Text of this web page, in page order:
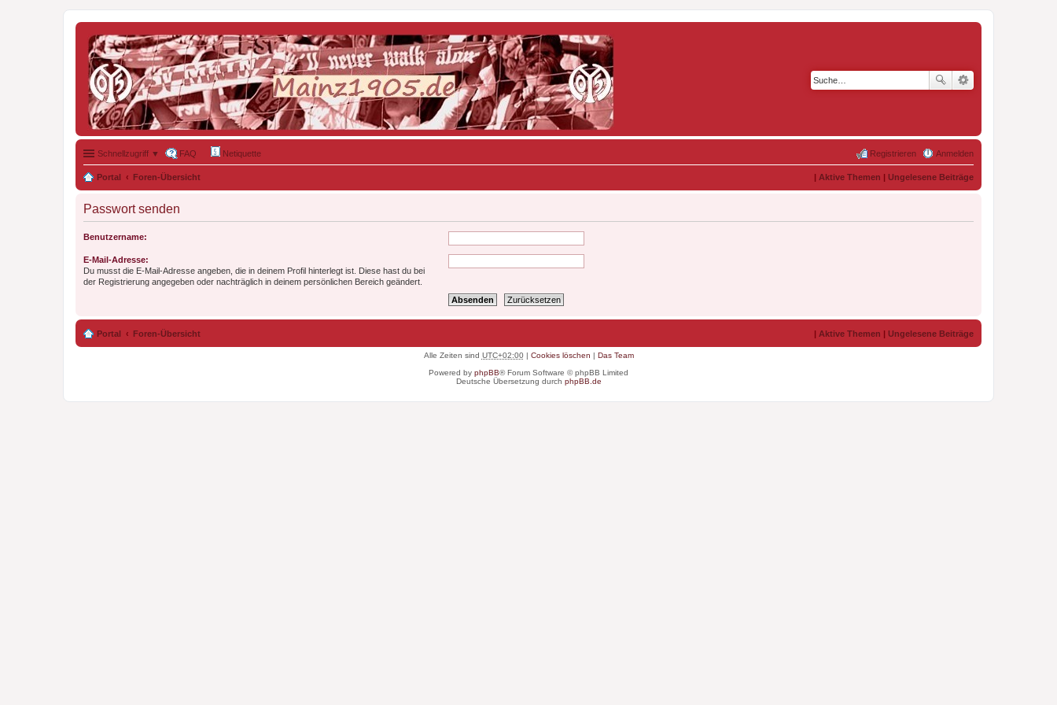
Schnellzugriff ▼ FAQ Netiquette Anmelden
Registrieren
Portal Foren-Übersicht | Aktive Themen | Ungelesene Beiträge
Passwort senden
Benutzername:
E-Mail-Adresse:
Du musst die E-Mail-Adresse angeben, die in deinem Profil hinterlegt ist. Diese hast du bei
der Registrierung angegeben oder nachträglich in deinem persönlichen Bereich geändert.
Portal Foren-Übersicht | Aktive Themen | Ungelesene Beiträge
Alle Zeiten sind UTC+02:00| Cookies löschen | Das Team
Powered by phpBB® Forum Software © phpBB Limited
Deutsche Übersetzung durch phpBB.de